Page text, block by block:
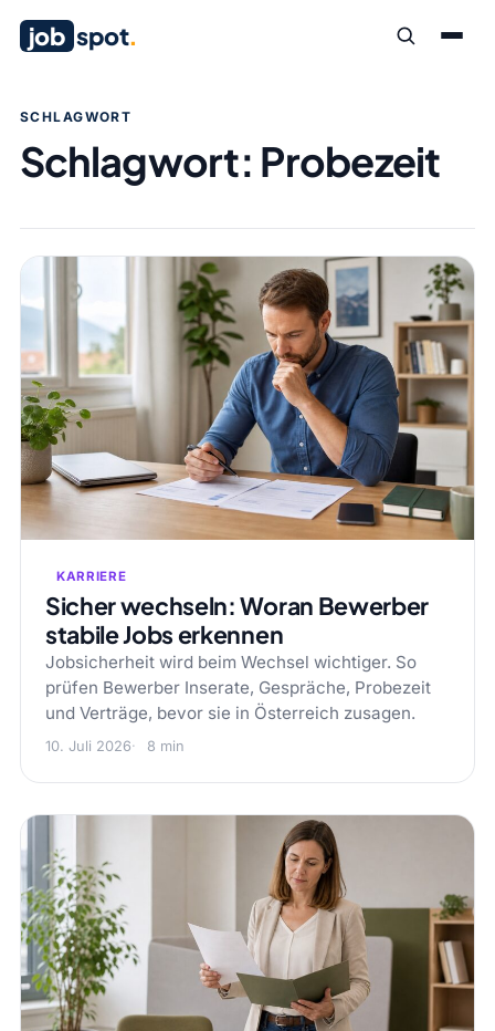
job spot.
SCHLAGWORT
Schlagwort: Probezeit
KARRIERE
Sicher wechseln: Woran Bewerber
stabile Jobs erkennen
Jobsicherheit wird beim Wechsel wichtiger. So
prüfen Bewerber Inserate, Gespräche, Probezeit
und Verträge, bevor sie in Österreich zusagen.
10. Juli 2026 8 min